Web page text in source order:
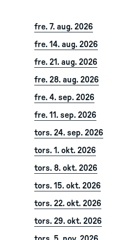
fre. 7. aug. 2026
fre. 14. aug. 2026
fre. 21. aug. 2026
fre. 28. aug. 2026
fre. 4. sep. 2026
fre. 11. sep. 2026
tors. 24. sep. 2026
tors. 1. okt. 2026
tors. 8. okt. 2026
tors. 15. okt. 2026
tors. 22. okt. 2026
tors. 29. okt. 2026